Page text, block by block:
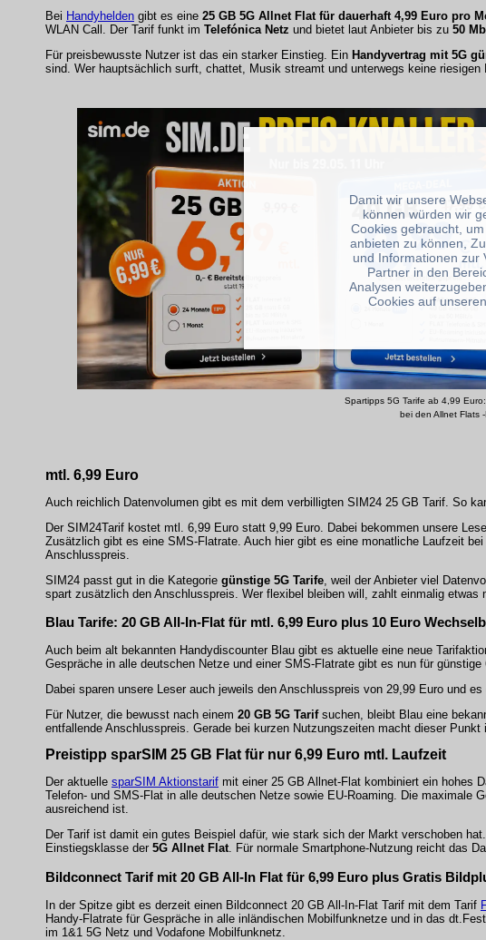
Bei Handyhelden gibt es eine 25 GB 5G Allnet Flat für dauerhaft 4,99 Euro pro
WLAN Call. Der Tarif funkt im Telefónica Netz und bietet laut Anbieter bis zu 50
Für preisbewusste Nutzer ist das ein starker Einstieg. Ein Handyvertrag mit 5G
sind. Wer hauptsächlich surft, chattet, Musik streamt und unterwegs keine
Spartipps 5G Tarife ab 4,99
bei den Allnet Flats
mtl. 6,99 Euro
Auch reichlich Datenvolumen gibt es mit dem verbilligten SIM24 25 GB Tarif. So
Der SIM24Tarif kostet mtl. 6,99 Euro statt 9,99 Euro. Dabei bekommen unsere
Zusätzlich gibt es eine SMS-Flatrate. Auch hier gibt es eine monatliche Laufzeit
Anschlusspreis.
SIM24 passt gut in die Kategorie günstige 5G Tarife , weil der Anbieter viel
spart zusätzlich den Anschlusspreis. Wer flexibel bleiben will, zahlt einmalig etwas
Blau Tarife: 20 GB All-In-Flat für mtl. 6,99 Euro plus 10 Euro
Auch beim alt bekannten Handydiscounter Blau gibt es aktuelle eine neue
Gespräche in alle deutschen Netze und einer SMS-Flatrate gibt es nun für günstige
Dabei sparen unsere Leser auch jeweils den Anschlusspreis von 29,99 Euro und
Für Nutzer, die bewusst nach einem 20 GB 5G Tarifsuchen, bleibt Blau eine
entfallende Anschlusspreis. Gerade bei kurzen Nutzungszeiten macht dieser
Preistipp sparSIM 25 GB Flat für nur 6,99 Euro mtl. Laufzeit
Der aktuelle sparSIM Aktionstarif mit einer 25 GB Allnet-Flat kombiniert ein hohes
Telefon- und SMS-Flat in alle deutschen Netze sowie EU-Roaming. Die maximale
ausreichend ist.
Der Tarif ist damit ein gutes Beispiel dafür, wie stark sich der Markt verschoben
Einstiegsklasse der 5G Allnet Flat. Für normale Smartphone-Nutzung reicht das
Bildconnect Tarif mit 20 GB All-In Flat für 6,99 Euro plus Gratis
In der Spitze gibt es derzeit einen Bildconnect 20 GB All-In-Flat Tarif mit dem Tarif
Handy-Flatrate für Gespräche in alle inländischen Mobilfunknetze und in das
im 1&1 5G Netz und Vodafone Mobilfunknetz.
Damit wir unsere
können würden wir
Cookies gebraucht,
anbieten zu können,
und Informationen zur
Partner in den
Analysen
Cookies auf